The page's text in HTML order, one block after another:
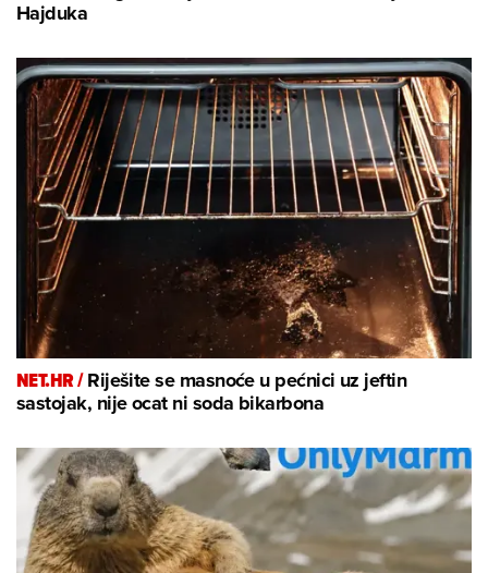
Hajduka
NET.HR /Riješite se masnoće u pećnici uz jeftin
sastojak, nije ocat ni soda bikarbona